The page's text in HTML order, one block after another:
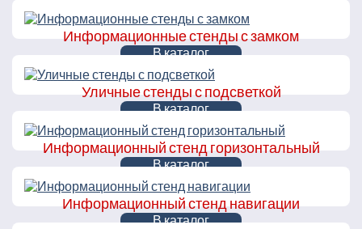
Информационные стенды с замком
В каталог
Уличные стенды с подсветкой
В каталог
Информационный стенд горизонтальный
В каталог
Информационный стенд навигации
В каталог